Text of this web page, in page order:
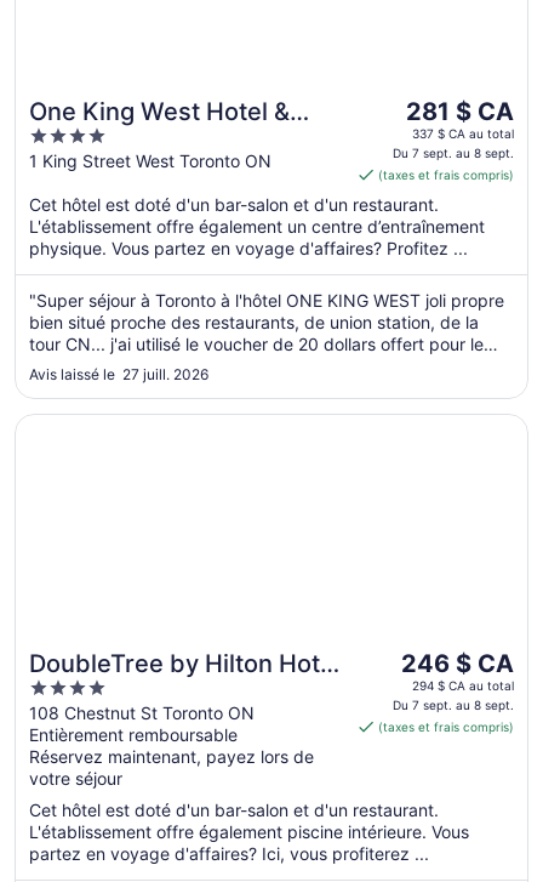
One King West Hotel &
Residence
4
out
5
1 King Street West Toronto ON
Le
prix
est
de 281 $ CA
par
nuit
du 7
sept.
au 8
sept.
281 $ CA
337 $ CA au total
Du 7 sept. au 8 sept.
(taxes et frais compris)
Cet hôtel est doté d'un bar-salon et d'un restaurant.
L'établissement offre également un centre d’entraînement
physique. Vous partez en voyage d'affaires? Profitez ...
"Super séjour à Toronto à l'hôtel ONE KING WEST joli propre
bien situé proche des restaurants, de union station, de la
tour CN... j'ai utilisé le voucher de 20 dollars offert pour le
petit déjeuner. Le jaccuzi inclus dans la salle de sport était
agréable. Je recommande cet hôtel."
Avis laissé le 27 juill. 2026
DoubleTree by Hilton Hotel
Toronto Downtown
4
out
of
5
108 Chestnut St Toronto ON
Entièrement remboursable
Réservez maintenant, payez lors de
votre séjour
Le
prix
est
de 246 $ CA
du 7
sept.
au 8
246 $ CA
294 $ CA au total
Du 7 sept. au 8 sept.
(taxes et frais compris)
Cet hôtel est doté d'un bar-salon et d'un restaurant.
L'établissement offre également piscine intérieure. Vous
partez en voyage d'affaires? Ici, vous profiterez ...
S’ouvre dans une nouvelle fenêtre
DoubleTree by Hilton Hotel Toronto Downtown